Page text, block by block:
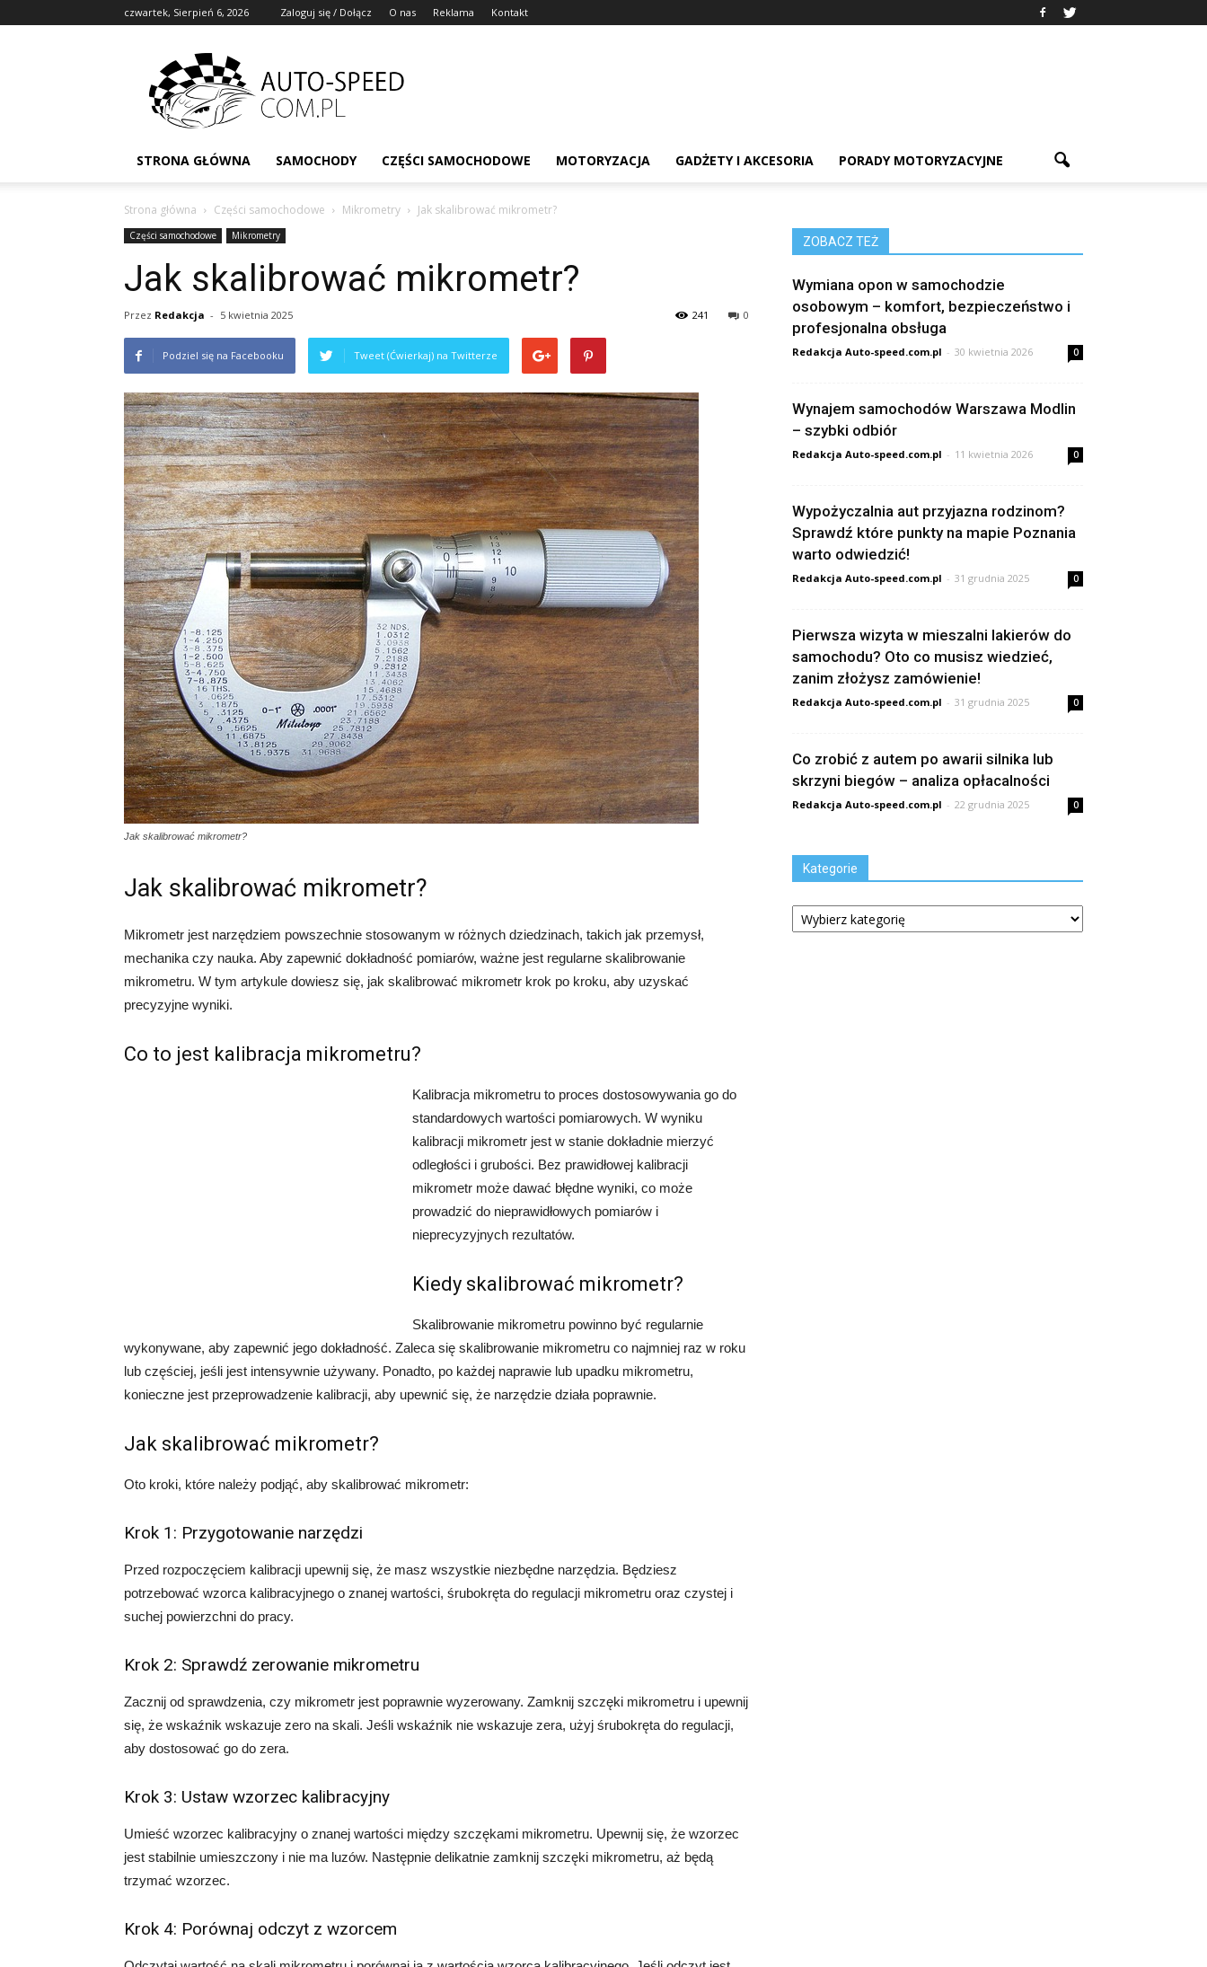
czwartek, Sierpień 6, 2026 Zaloguj się / Dołącz O nas Reklama Kontakt
STRONA GŁÓWNA SAMOCHODY CZĘŚCI SAMOCHODOWE MOTORYZACJA GADŻETY I AKCESORIA PORADY MOTORYZACYJNE
Strona główna Części samochodowe Mikrometry Jak skalibrować mikrometr?
Części samochodowe Mikrometry
Jak skalibrować mikrometr?
Przez Redakcja - 5 kwietnia 2025 0
241
Podziel się na Facebooku Tweet (Ćwierkaj) na Twitterze
Jak skalibrować mikrometr?
Jak skalibrować mikrometr?
Mikrometr jest narzędziem powszechnie stosowanym w różnych dziedzinach, takich jak przemysł,
mechanika czy nauka. Aby zapewnić dokładność pomiarów, ważne jest regularne skalibrowanie
mikrometru. W tym artykule dowiesz się, jak skalibrować mikrometr krok po kroku, aby uzyskać
precyzyjne wyniki.
Co to jest kalibracja mikrometru?
Kalibracja mikrometru to proces dostosowywania go do
standardowych wartości pomiarowych. W wyniku
kalibracji mikrometr jest w stanie dokładnie mierzyć
odległości i grubości. Bez prawidłowej kalibracji
mikrometr może dawać błędne wyniki, co może
prowadzić do nieprawidłowych pomiarów i
nieprecyzyjnych rezultatów.
Kiedy skalibrować mikrometr?
Skalibrowanie mikrometru powinno być regularnie
wykonywane, aby zapewnić jego dokładność. Zaleca się skalibrowanie mikrometru co najmniej raz w roku
lub częściej, jeśli jest intensywnie używany. Ponadto, po każdej naprawie lub upadku mikrometru,
konieczne jest przeprowadzenie kalibracji, aby upewnić się, że narzędzie działa poprawnie.
Jak skalibrować mikrometr?
Oto kroki, które należy podjąć, aby skalibrować mikrometr:
Krok 1: Przygotowanie narzędzi
Przed rozpoczęciem kalibracji upewnij się, że masz wszystkie niezbędne narzędzia. Będziesz
potrzebować wzorca kalibracyjnego o znanej wartości, śrubokręta do regulacji mikrometru oraz czystej i
suchej powierzchni do pracy.
Krok 2: Sprawdź zerowanie mikrometru
Zacznij od sprawdzenia, czy mikrometr jest poprawnie wyzerowany. Zamknij szczęki mikrometru i upewnij
się, że wskaźnik wskazuje zero na skali. Jeśli wskaźnik nie wskazuje zera, użyj śrubokręta do regulacji,
aby dostosować go do zera.
Krok 3: Ustaw wzorzec kalibracyjny
Umieść wzorzec kalibracyjny o znanej wartości między szczękami mikrometru. Upewnij się, że wzorzec
jest stabilnie umieszczony i nie ma luzów. Następnie delikatnie zamknij szczęki mikrometru, aż będą
trzymać wzorzec.
Krok 4: Porównaj odczyt z wzorcem
ZOBACZ TEŻ
Wymiana opon w samochodzie
osobowym – komfort, bezpieczeństwo i
profesjonalna obsługa
Redakcja Auto-speed.com.pl - 30 kwietnia 2026 0
Wynajem samochodów Warszawa Modlin
– szybki odbiór
Redakcja Auto-speed.com.pl - 11 kwietnia 2026 0
Wypożyczalnia aut przyjazna rodzinom?
Sprawdź które punkty na mapie Poznania
warto odwiedzić!
Redakcja Auto-speed.com.pl - 31 grudnia 2025 0
Pierwsza wizyta w mieszalni lakierów do
samochodu? Oto co musisz wiedzieć,
zanim złożysz zamówienie!
Redakcja Auto-speed.com.pl - 31 grudnia 2025 0
Co zrobić z autem po awarii silnika lub
skrzyni biegów – analiza opłacalności
Redakcja Auto-speed.com.pl - 22 grudnia 2025 0
Kategorie
Kategorie